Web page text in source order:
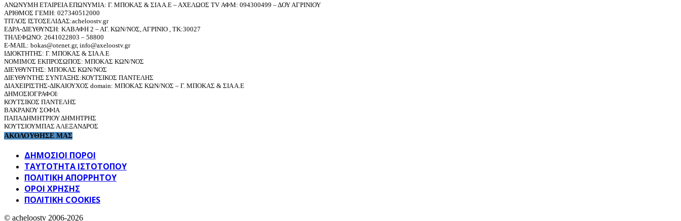
ΑΝΩΝΥΜΗ ΕΤΑΙΡΕΙΑ ΕΠΩΝΥΜΙΑ: Γ. ΜΠΟΚΑΣ & ΣΙΑ Α.Ε – ΑΧΕΛΩΟΣ TV ΑΦΜ: 094300499 – ΔΟΥ ΑΓΡΙΝΙΟΥ
ΑΡΙΘΜΟΣ ΓΕΜΗ: 027340512000
ΤΙΤΛΟΣ ΙΣΤΟΣΕΛΙΔΑΣ:acheloostv.gr
ΕΔΡΑ-ΔΙΕΥΘΥΝΣΗ: ΚΑΒΑΦΗ 2 – ΑΓ. ΚΩΝ/ΝΟΣ, ΑΓΡΙΝΙΟ , ΤΚ:30027
ΤΗΛΕΦΩΝΟ: 2641022803 – 58800
E-MAIL: bokas@otenet.gr, info@axeloostv.gr
ΙΔΙΟΚΤΗΤΗΣ: Γ. ΜΠΟΚΑΣ & ΣΙΑ Α.Ε
ΝΟΜΙΜΟΣ ΕΚΠΡΟΣΩΠΟΣ: ΜΠΟΚΑΣ ΚΩΝ/ΝΟΣ
ΔΙΕΥΘΥΝΤΗΣ: ΜΠΟΚΑΣ ΚΩΝ/ΝΟΣ
ΔΙΕΥΘΥΝΤΗΣ ΣΥΝΤΑΞΗΣ:ΚΟΥΤΣΙΚΟΣ ΠΑΝΤΕΛΗΣ
ΔΙΑΧΕΙΡΙΣΤΗΣ-ΔΙΚΑΙΟΥΧΟΣ domain: ΜΠΟΚΑΣ ΚΩΝ/ΝΟΣ – Γ. ΜΠΟΚΑΣ & ΣΙΑ Α.Ε
ΔΗΜΟΣΙΟΓΡΑΦΟΙ:
ΚΟΥΤΣΙΚΟΣ ΠΑΝΤΕΛΗΣ
ΒΑΚΡΑΚΟΥ ΣΟΦΙΑ
ΠΑΠΑΔΗΜΗΤΡΙΟΥ ΔΗΜΗΤΡΗΣ
ΚΟΥΤΣΙΟΥΜΠΑΣ ΑΛΕΞΑΝΔΡΟΣ
ΑΚΟΛΟΥΘΗΣΕ ΜΑΣ
ΔΗΜΟΣΙΟΙ ΠΟΡΟΙ
ΤΑΥΤΌΤΗΤΑ ΙΣΤΌΤΟΠΟΥ
ΠΟΛΙΤΙΚΉ ΑΠΟΡΡΉΤΟΥ
ΌΡΟΙ ΧΡΉΣΗΣ
ΠΟΛΙΤΙΚΗ COOKIES
© acheloostv 2006-2026